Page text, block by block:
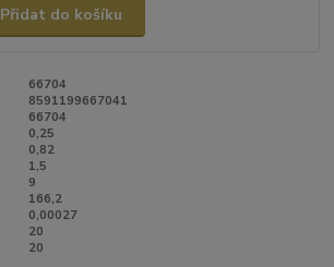
Přidat do košíku
66704
8591199667041
66704
0,25
0,82
1,5
9
166,2
0,00027
20
20